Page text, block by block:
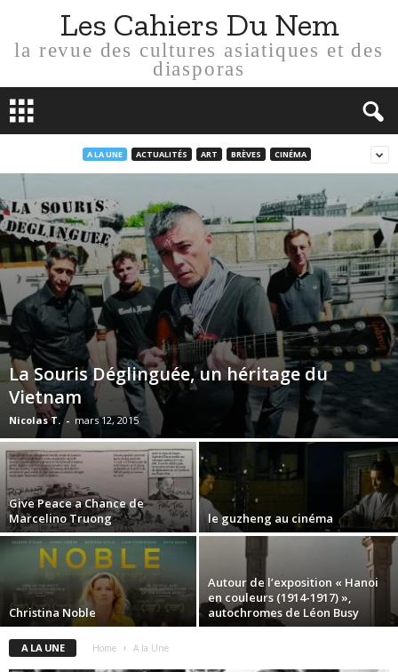
Les Cahiers Du Nem
la revue des cultures asiatiques et des
diasporas
A LA UNE ACTUALITÉS ART BRÈVES CINÉMA
La Souris Déglinguée, un héritage du
Vietnam
Nicolas T. - mars 12, 2015
Give Peace a Chance de
Marcelino Truong
le guzheng au cinéma
Christina Noble
Autour de l’exposition « Hanoi
en couleurs (1914-1917) »,
autochromes de Léon Busy
A LA UNE Home A la Une